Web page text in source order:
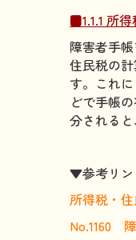
■1.1.1 所
障害者手
住民税の
す。これ
どで手帳
分される
▼参考リン
所得税・住
No.1160